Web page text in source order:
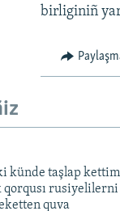
birliginiñ
künde taşlap
rusiyelilerni
quva